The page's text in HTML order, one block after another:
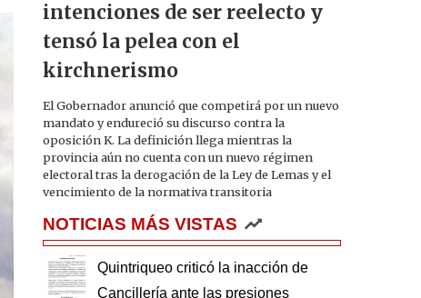
intenciones de ser reelecto y
tensó la pelea con el
kirchnerismo
El Gobernador anunció que competirá por un nuevo
mandato y endureció su discurso contra la
oposición K. La definición llega mientras la
provincia aún no cuenta con un nuevo régimen
electoral tras la derogación de la Ley de Lemas y el
vencimiento de la normativa transitoria
NOTICIAS MÁS VISTAS
Quintriqueo criticó la inacción de
Cancillería ante las presiones